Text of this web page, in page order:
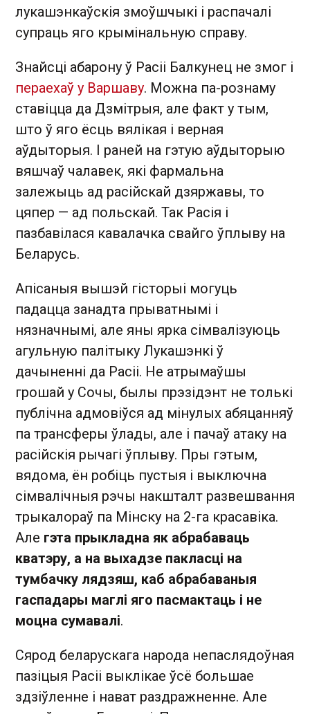
лукашэнкаўскія змоўшчыкі і распачалі
супраць яго крымінальную справу.
Знайсці абарону ў Расіі Балкунец не змог і
пераехаў у Варшаву. Можна па-рознаму
ставіцца да Дзмітрыя, але факт у тым,
што ў яго ёсць вялікая і верная
аўдыторыя. І раней на гэтую аўдыторыю
вяшчаў чалавек, які фармальна
залежыць ад расійскай дзяржавы, то
цяпер — ад польскай. Так Расія і
пазбавілася кавалачка свайго ўплыву на
Беларусь.
Апісаныя вышэй гісторыі могуць
падацца занадта прыватнымі і
нязначнымі, але яны ярка сімвалізуюць
агульную палітыку Лукашэнкі ў
дачыненні да Расіі. Не атрымаўшы
грошай у Сочы, былы прэзідэнт не толькі
публічна адмовіўся ад мінулых абяцанняў
па трансферы ўлады, але і пачаў атаку на
расійскія рычагі ўплыву. Пры гэтым,
вядома, ён робіць пустыя і выключна
сімвалічныя рэчы накшталт развешвання
трыкалораў па Мінску на 2-га красавіка.
Але гэта прыкладна як абрабаваць
кватэру, а на выхадзе пакласці на
тумбачку лядзяш, каб абрабаваныя
гаспадары маглі яго пасмактаць і не
моцна сумавалі.
Сярод беларускага народа непаслядоўная
пазіцыя Расіі выклікае ўсё большае
здзіўленне і нават раздражненне. Але